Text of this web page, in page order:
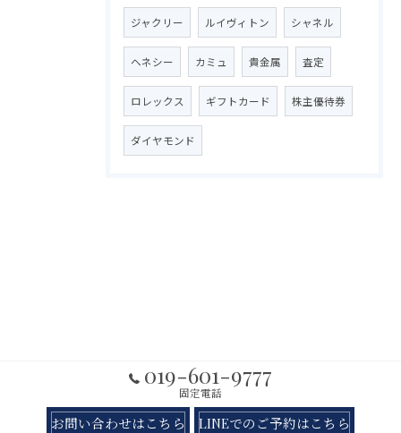
ジャクリー ルイヴィトン シャネル
ヘネシー カミュ 貴金属 査定
ロレックス ギフトカード 株主優待券
ダイヤモンド
019-601-9777
固定電話
お問い合わせはこちら LINEでのご予約はこちら